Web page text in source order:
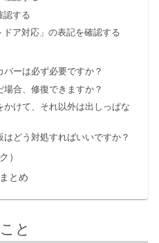
する
ア対応」の表記を確認する
ーは必ず必要ですか？
合、修復できますか？
けて、それ以外は出しっぱな
どう対処すればいいですか？
）
とめ
と